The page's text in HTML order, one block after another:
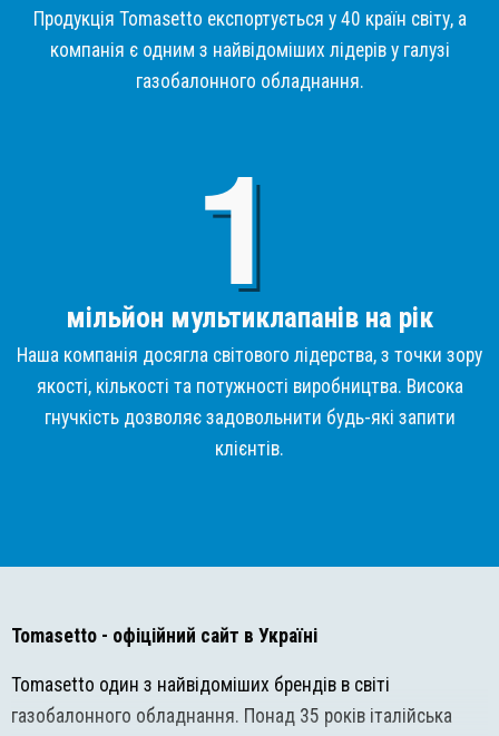
Продукція Tomasetto експортується у 40 країн світу, а
компанія є одним з найвідоміших лідерів у галузі
газобалонного обладнання.
мільйон мультиклапанів на рік
Наша компанія досягла світового лідерства, з точки зору
якості, кількості та потужності виробництва. Висока
гнучкість дозволяє задовольнити будь-які запити
клієнтів.
Tomasetto - офіційний сайт в Україні
Tomasetto один з найвідоміших брендів в світі
газобалонного обладнання. Понад 35 років італійська